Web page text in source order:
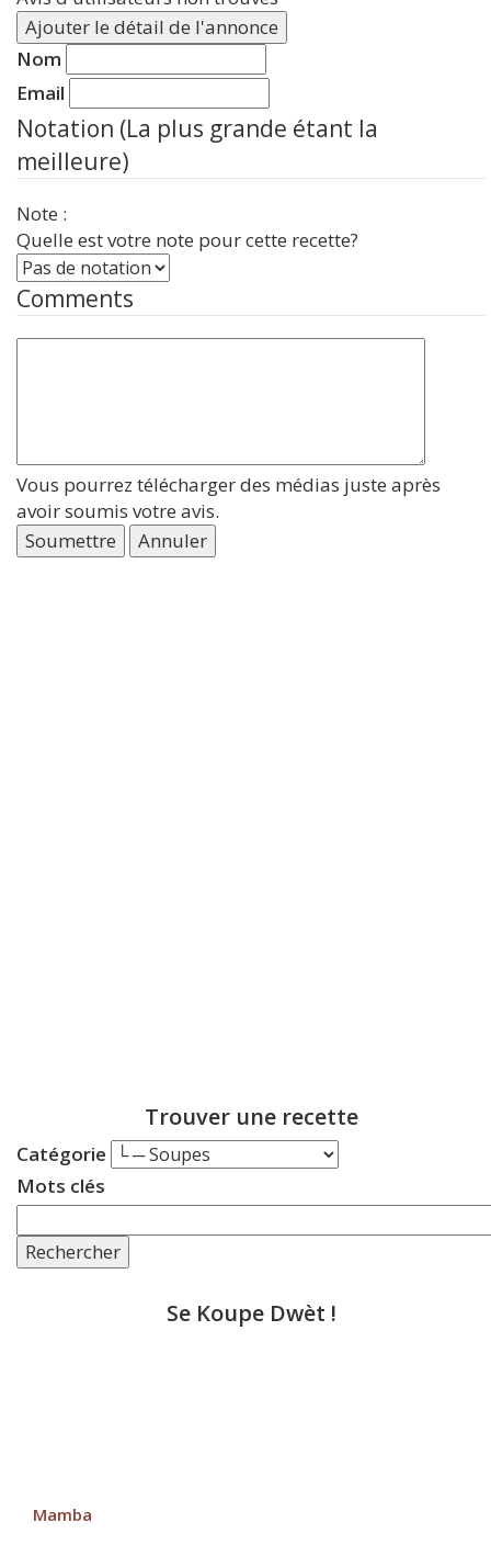
Ajouter le détail de l'annonce
Nom
Email
Notation (La plus grande étant la
meilleure)
Note :
Quelle est votre note pour cette recette?
Comments
Vous pourrez télécharger des médias juste après
avoir soumis votre avis.
Soumettre
Annuler
Trouver une recette
Catégorie
Mots clés
Rechercher
Se Koupe Dwèt !
Mamba